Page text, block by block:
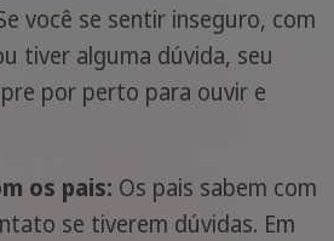
você se sentir inseguro, com
tiver alguma dúvida, seu
por perto para ouvir e
os pais: Os pais sabem com
se tiverem dúvidas. Em